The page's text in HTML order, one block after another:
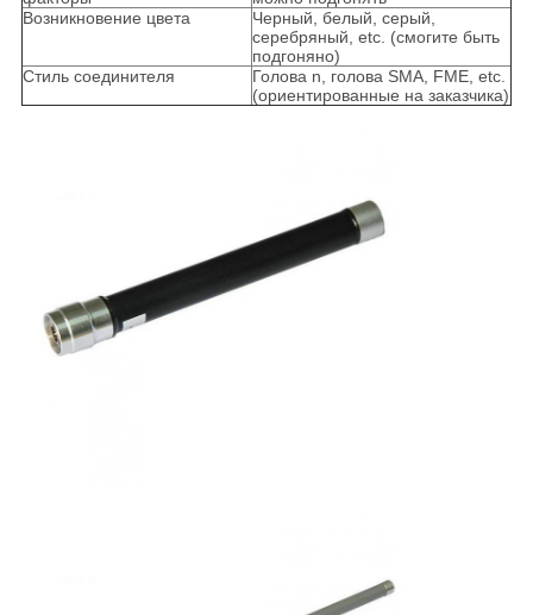
Возникновение цвета
Черный, белый, серый,
серебряный, etc. (смогите быть
подгоняно)
Стиль соединителя
Голова n, голова SMA, FME, etc.
(ориентированные на заказчика)